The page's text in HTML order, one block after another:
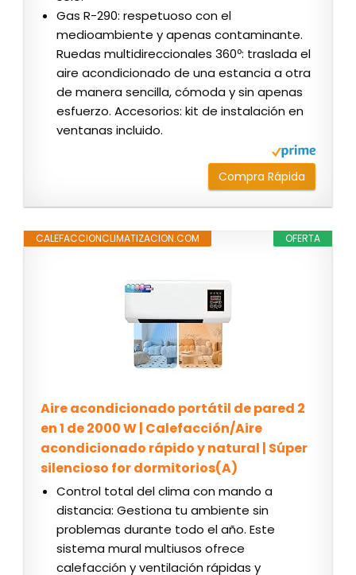
Gas R-290: respetuoso con el
medioambiente y apenas contaminante.
Ruedas multidireccionales 360º: traslada el
aire acondicionado de una estancia a otra
de manera sencilla, cómoda y sin apenas
esfuerzo. Accesorios: kit de instalación en
ventanas incluido.
Compra Rápida
OFERTA
CALEFACCIONCLIMATIZACION.COM
Aire acondicionado portátil de pared 2
en 1 de 2000 W | Calefacción/Aire
acondicionado rápido y natural | Súper
silencioso for dormitorios(A)
Control total del clima con mando a
distancia: Gestiona tu ambiente sin
problemas durante todo el año. Este
sistema mural multiusos ofrece
calefacción y ventilación rápidas y